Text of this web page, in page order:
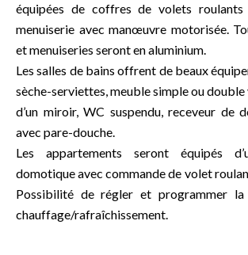
équipées de coffres de volets
menuiserie avec manœuvre motorisée.
et menuiseries seront en aluminium.
Les salles de bains offrent de beaux
sèche-serviettes, meuble simple ou
d’un miroir, WC suspendu, receveur de
avec pare-douche.
Les appartements seront équipés
domotique avec commande de volet
Possibilité de régler et programmer la
chauffage/rafraîchissement.